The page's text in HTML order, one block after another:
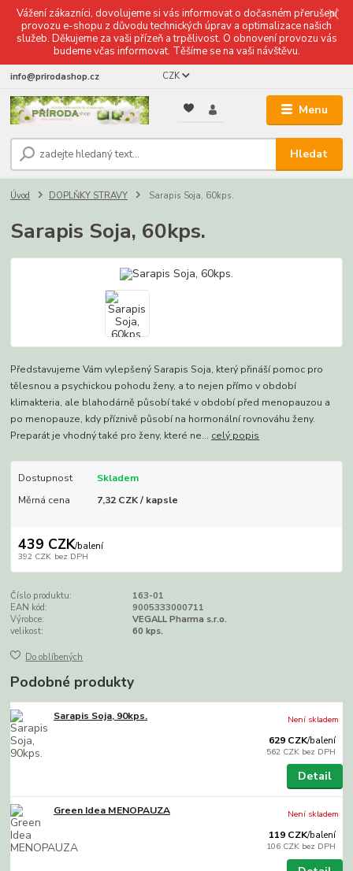
Vážení zákazníci, dovolujeme si vás informovat o dočasném přerušení
provozu e-shopu z důvodu technických úprav a optimalizace našich
služeb. Děkujeme za vaši přízeň a trpělivost. O obnovení provozu vás
budeme včas informovat. Těšíme se na vaši návštěvu.
Menu
CZK
Hledat
info@prirodashop.cz
Úvod DOPLŇKY STRAVY Sarapis Soja, 60kps.
Sarapis Soja, 60kps.
Představujeme Vám vylepšený Sarapis Soja, který přináší pomoc pro
tělesnou a psychickou pohodu ženy, a to nejen přímo v období
klimakteria, ale blahodárně působí také v období před menopauzou a
po menopauze, kdy příznivě působí na hormonální rovnováhu ženy.
Preparát je vhodný také pro ženy, které ne... celý popis
Dostupnost
Skladem
Měrná cena
7,32 CZK / kapsle
439 CZK/balení
392 CZK bez DPH
Číslo produktu:
163-01
EAN kód:
9005333000711
Výrobce:
VEGALL Pharma s.r.o.
velikost:
60 kps.
Do oblíbených
Podobné produkty
Sarapis Soja, 90kps.
629 CZK/balení
562 CZK bez DPH
Není skladem
Detail
Green Idea MENOPAUZA
119 CZK/balení
106 CZK bez DPH
Není skladem